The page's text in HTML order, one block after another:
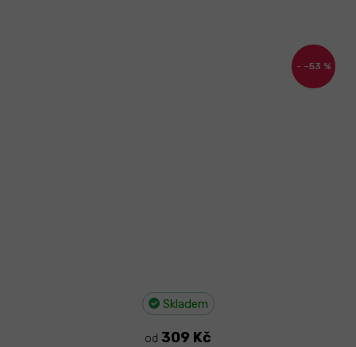
–53 %
Skladem
od 309 Kč